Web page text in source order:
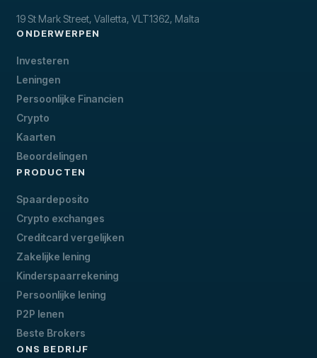
19 St Mark Street, Valletta, VLT1362, Malta
ONDERWERPEN
Investeren
Leningen
Persoonlijke Financien
Crypto
Kaarten
Beoordelingen
PRODUCTEN
Spaardeposito
Crypto exchanges
Creditcard vergelijken
Zakelijke lening
Kinderspaarrekening
Persoonlijke lening
P2P lenen
Beste Brokers
ONS BEDRIJF